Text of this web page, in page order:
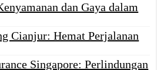
dan Gaya dalam
Cianjur: Hemat Perjalanan
Singapore: Perlindungan